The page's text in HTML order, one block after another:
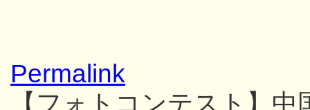
Permalink
【フォトコンテスト】